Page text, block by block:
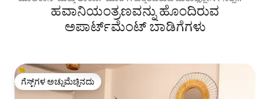
ಹವಾನಿಯಂತ್ರಣವನ್ನು ಹೊಂದಿರುವ
ಅಪಾರ್ಟ್‌ಮೆಂಟ್‌ ಬಾಡಿಗೆಗಳು
ಗೆಸ್ಟ್‌ಗಳ ಅಚ್ಚುಮೆಚ್ಚಿನದು
ಗೆಸ್ಟ್‌ಗಳ ಅಚ್ಚುಮೆಚ್ಚಿನದು